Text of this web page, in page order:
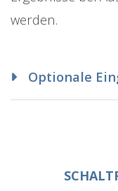
werden.
Optionale